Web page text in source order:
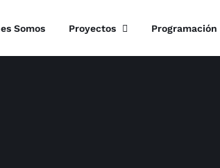
Somos Proyectos Programación